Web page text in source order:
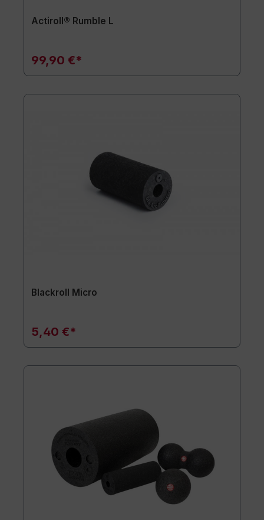
Actiroll® Rumble L
99,90 €*
Blackroll Micro
5,40 €*